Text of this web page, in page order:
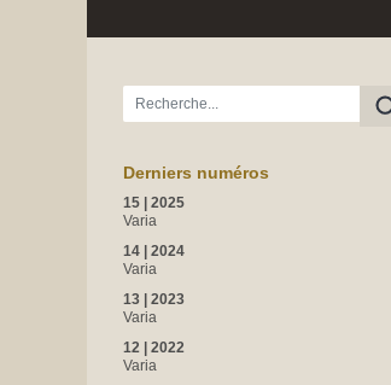
Menu principal
Derniers numéros
15 | 2025
Varia
14 | 2024
Varia
13 | 2023
Varia
12 | 2022
Varia